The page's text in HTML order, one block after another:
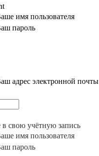
имя пользователя
пароль
адрес электронной почты
свою учётную запись
имя пользователя
пароль